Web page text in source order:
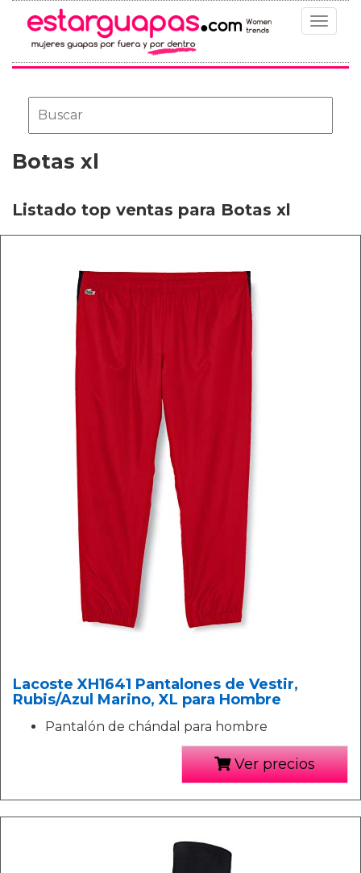
Toggle
Botas xl
Listado top ventas para Botas xl
Lacoste XH1641 Pantalones de Vestir,
Rubis/Azul Marino, XL para Hombre
Pantalón de chándal para hombre
Ver precios